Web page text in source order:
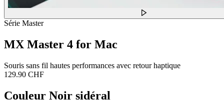
Série Master
MX Master 4 for Mac
Souris sans fil hautes performances avec retour haptique
129.90 CHF
Couleur Noir sidéral